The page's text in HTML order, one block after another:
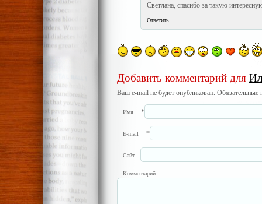
Светлана, спасибо за такую
Ответить
Добавить комментарий для
Ваш e-mail не будет опубликован.
Имя *
E-mail *
Сайт
Комментарий